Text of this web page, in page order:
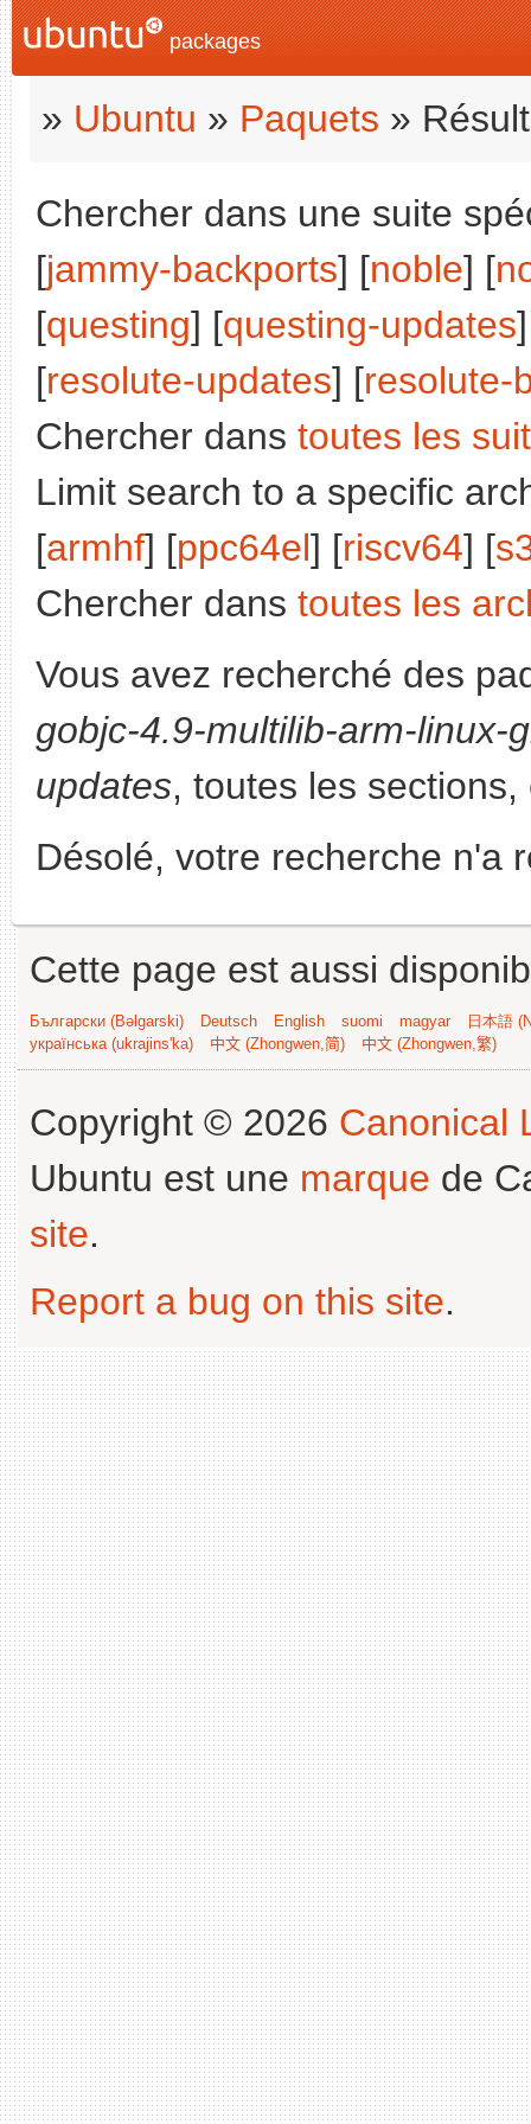
packages
» Ubuntu » Paquets »
Chercher dans une suite
[jammy-backports] [noble] [
[questing] [questing-updates
[resolute-updates] [resolute-
Chercher dans toutes les
Limit search to a specific
[armhf] [ppc64el] [riscv64] [
Chercher dans toutes les
Vous avez recherché des
gobjc-4.9-multilib-arm-linux-
updates, toutes les
Désolé, votre recherche n'a
Cette page est aussi
Български (Bəlgarski) Deutsch English suomi magyar
日本語
українська (ukrajins'ka)
中文 (Zhongwen,简) 中文 (Zhongwen,繁)
Copyright © 2026 Canonical
Ubuntu est une marque de
site.
Report a bug on this site.